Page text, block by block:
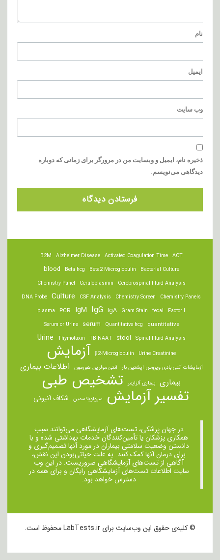
نام
ایمیل
وب‌ سایت
ذخیره نام، ایمیل و وبسایت من در مرورگر برای زمانی که دوباره
دیدگاهی می‌نویسم.
ACT
Activated Coagulation Time
Alzheimer Disease
B2M
Bacterial Culture
Beta2 Microglobulin
Beta hcg
blood
Cerebrospinal Fluid Analysis
Ceruloplasmin
Chemistry Panel
Chemistry Panels
Chemistry Screen
CSF Analysis
Culture
DNA Probe
Factor I
fecal
Gram Stain
IgA
IgG
IgM
PCR
plasma
quantitative
Quantitative hcg
serum
Serum or Urine
Spinal Fluid Analysis
stool
TB NAAT
Thymotaxin
Urine
Urine Creatinine
β2-Microglobulin آزمایش
آزمایشات آنتی بادی ویروس اپشتین بار آنتی مولرین هورمون اطلاعات بیماری
بیماری بیماری آلزایمر تشخیص طبی
تفسیر آزمایش سرولوپلاسمین شکاف آنیونی
در جهان پزشکی، تست‌های آزمایشگاهی می‌توانند سبب
همکاری پزشکان یا تأمین‌کنندگان خدمات بهداشتی شده و با
دانستن وضعیت سلامتی بیماران در مورد آنها تصمیم‌گیری و
برای درمان ‌آنها کمک کنند. به علت حیاتی‌بودن این نقش،
آگاهی از تست‌های آزمایشگاهی ضروریست. در این وب
سایت اطلاعات تست‌های آزمایشگاهی رایگان و برای همه در
دسترس خواهد بود.
© کلیه‌ی حقوق این وب‌سایت برای LabTests.ir محفوظ است.